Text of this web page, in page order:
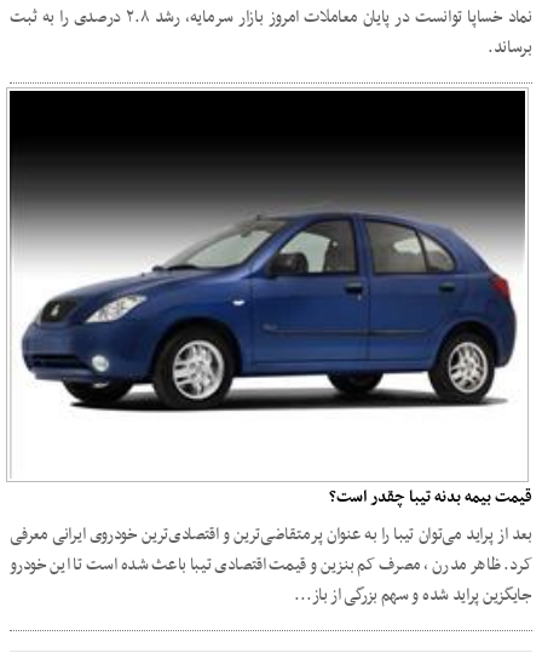
نماد خساپا توانست در پایان معاملات امروز بازار سرمایه، رشد ۲.۸ درصدی را به ثبت
برساند.
قیمت بیمه بدنه تیبا چقدر است؟
بعد از پراید می‌توان تیبا را به عنوان پرمتقاضی‌ترین و اقتصادی‌ترین خودروی ایرانی معرفی
کرد. ظاهر مدرن ، مصرف کم بنزین و قیمت اقتصادی تیبا باعث شده است تا این خودرو
جایگزین پراید شده و سهم بزرگی از باز...